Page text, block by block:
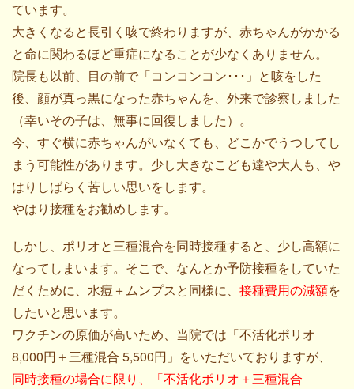
ています。
大きくなると長引く咳で終わりますが、赤ちゃんがかかる
と命に関わるほど重症になることが少なくありません。
院長も以前、目の前で「コンコンコン･･･」と咳をした
後、顔が真っ黒になった赤ちゃんを、外来で診察しました
（幸いその子は、無事に回復しました）。
今、すぐ横に赤ちゃんがいなくても、どこかでうつしてし
まう可能性があります。少し大きなこども達や大人も、や
はりしばらく苦しい思いをします。
やはり接種をお勧めします。
しかし、ポリオと三種混合を同時接種すると、少し高額に
なってしまいます。そこで、なんとか予防接種をしていた
だくために、水痘＋ムンプスと同様に、 接種費用の減額を
したいと思います。
ワクチンの原価が高いため、当院では「不活化ポリオ
8,000円＋三種混合 5,500円」をいただいておりますが、
同時接種の場合に限り、「不活化ポリオ＋三種混合